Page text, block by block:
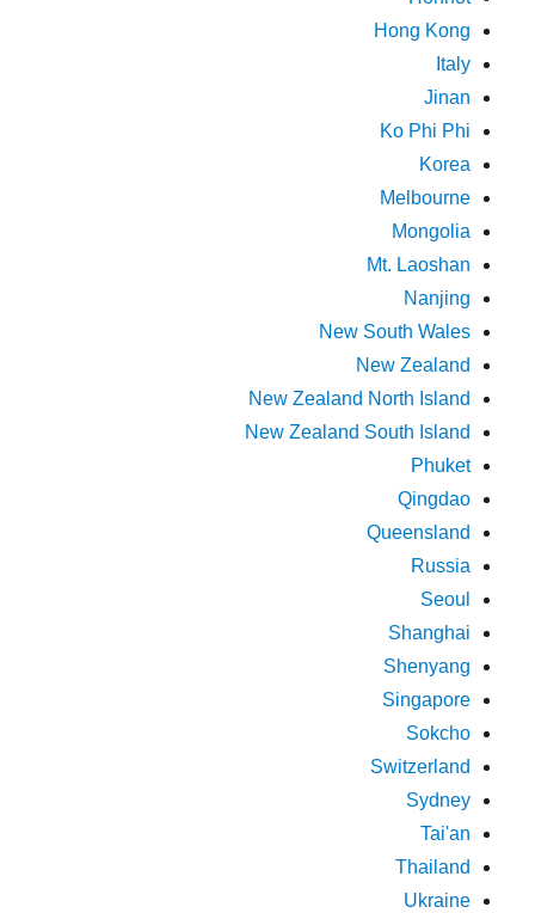
Hong Kong
Italy
Jinan
Ko Phi Phi
Korea
Melbourne
Mongolia
Mt. Laoshan
Nanjing
New South Wales
New Zealand
New Zealand North Island
New Zealand South Island
Phuket
Qingdao
Queensland
Russia
Seoul
Shanghai
Shenyang
Singapore
Sokcho
Switzerland
Sydney
Tai'an
Thailand
Ukraine